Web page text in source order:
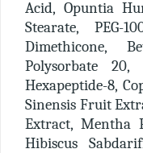
Acid, Opuntia
Stearate, PEG-
Dimethicone,
Polysorbate 20,
Hexapeptide-8,
Sinensis Fruit
Extract, Mentha
Hibiscus